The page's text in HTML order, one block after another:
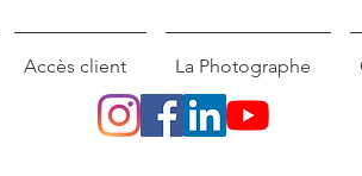
Accès client La Photographe